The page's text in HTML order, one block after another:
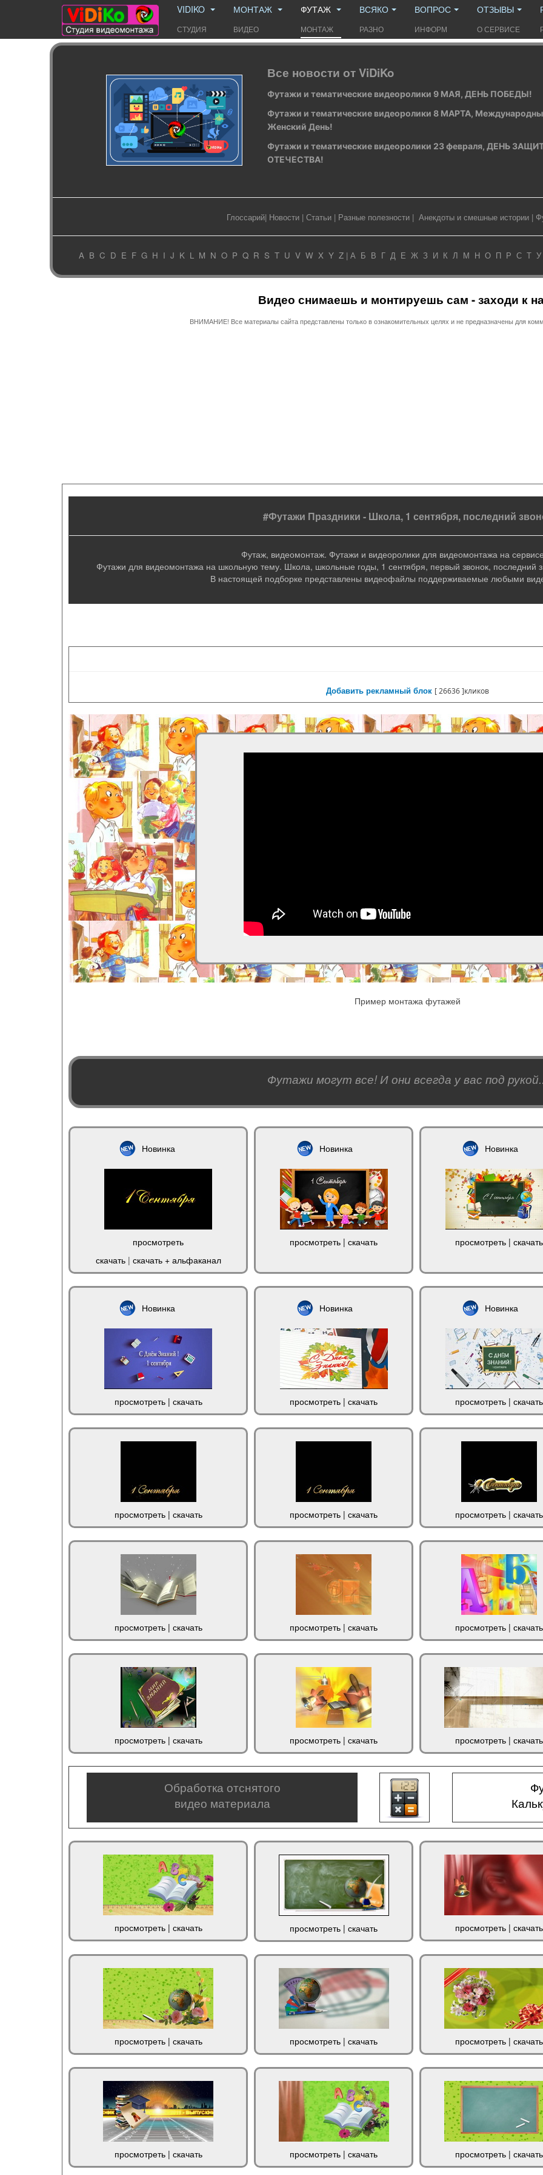
VIDIKO
СТУДИЯ
МОНТАЖ
ВИДЕО
ФУТАЖ
МОНТАЖ
ВСЯКО
РАЗНО
ВОПРОС
ИНФОРМ
ОТЗЫВЫ
О СЕРВИСЕ
Все новости от ViDiKo
Футажи и тематические видеоролики 9 МАЯ, ДЕНЬ ПОБЕДЫ!
Футажи и тематические видеоролики 8 МАРТА,
Женский День!
Футажи и тематические видеоролики 23 февраля, ДЕНЬ
ОТЕЧЕСТВА!
Глоссарий| Новости | Статьи | Разные полезности | Анекдоты и смешные истории |
A B C D E F G H I J K L M N O P Q R S T U V W X Y Z| А Б В Г Д Е Ж З И К Л М Н О П Р С Т У
Видео снимаешь и монтируешь сам - заходи к
ВНИМАНИЕ! Все материалы сайта представлены только в ознакомительных целях и не предназначены для
#Футажи Праздники - Школа, 1 сентября, последний
Футаж, видеомонтаж. Футажи и видеоролики для видеомонтажа на
Футажи для видеомонтажа на школьную тему. Школа, школьные годы, 1 сентября, первый звонок, последний
В настоящей подборке представлены видеофайлы поддерживаемые любыми
Добавить рекламный блок [26636 ]кликов
Пример монтажа футажей
Футажи могут все! И они всегда у вас под
Новинка
просмотреть
скачать| скачать + альфаканал
Новинка
просмотреть | скачать
Новинка
просмотреть | скачать
Новинка
просмотреть| скачать
Новинка
просмотреть | скачать
Новинка
просмотреть | скачать
просмотреть| скачать просмотреть | скачать просмотреть | скачать
просмотреть| скачать просмотреть | скачать просмотреть | скачать
просмотреть| скачать просмотреть | скачать просмотреть | скачать
Обработка отснятого
видео материала
просмотреть| скачать просмотреть | скачать просмотреть | скачать
просмотреть| скачать просмотреть | скачать просмотреть | скачать
просмотреть| скачать просмотреть | скачать просмотреть | скачать